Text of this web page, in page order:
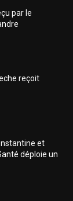
par le
reçoit
et
déploie un